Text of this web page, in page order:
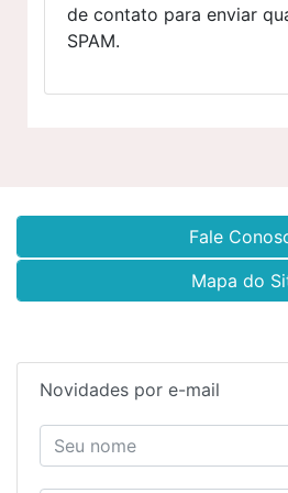
de contato para enviar
SPAM.
Fale
Mapa do
Novidades por e-mail